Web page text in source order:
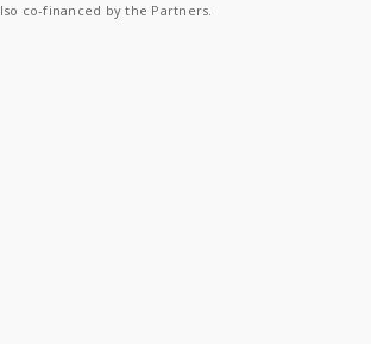
co-financed by the Partners.